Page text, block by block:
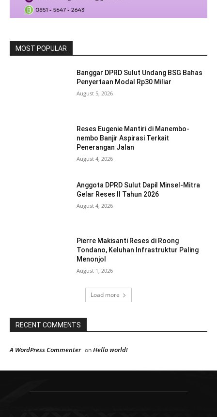
MOST POPULAR
Banggar DPRD Sulut Undang BSG Bahas
Penyertaan Modal Rp30 Miliar
August 5, 2026
Reses Eugenie Mantiri di Manembo-
nembo Banjir Aspirasi Terkait
Penerangan Jalan
August 4, 2026
Anggota DPRD Sulut Dapil Minsel-Mitra
Gelar Reses II Tahun 2026
August 4, 2026
Pierre Makisanti Reses di Roong
Tondano, Keluhan Infrastruktur Paling
Menonjol
August 1, 2026
Load more
RECENT COMMENTS
A WordPress Commenter onHello world!